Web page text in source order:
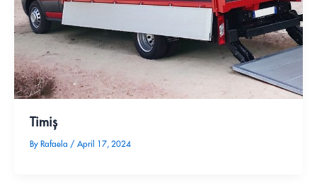
Timiș
By Rafaela / April 17, 2024